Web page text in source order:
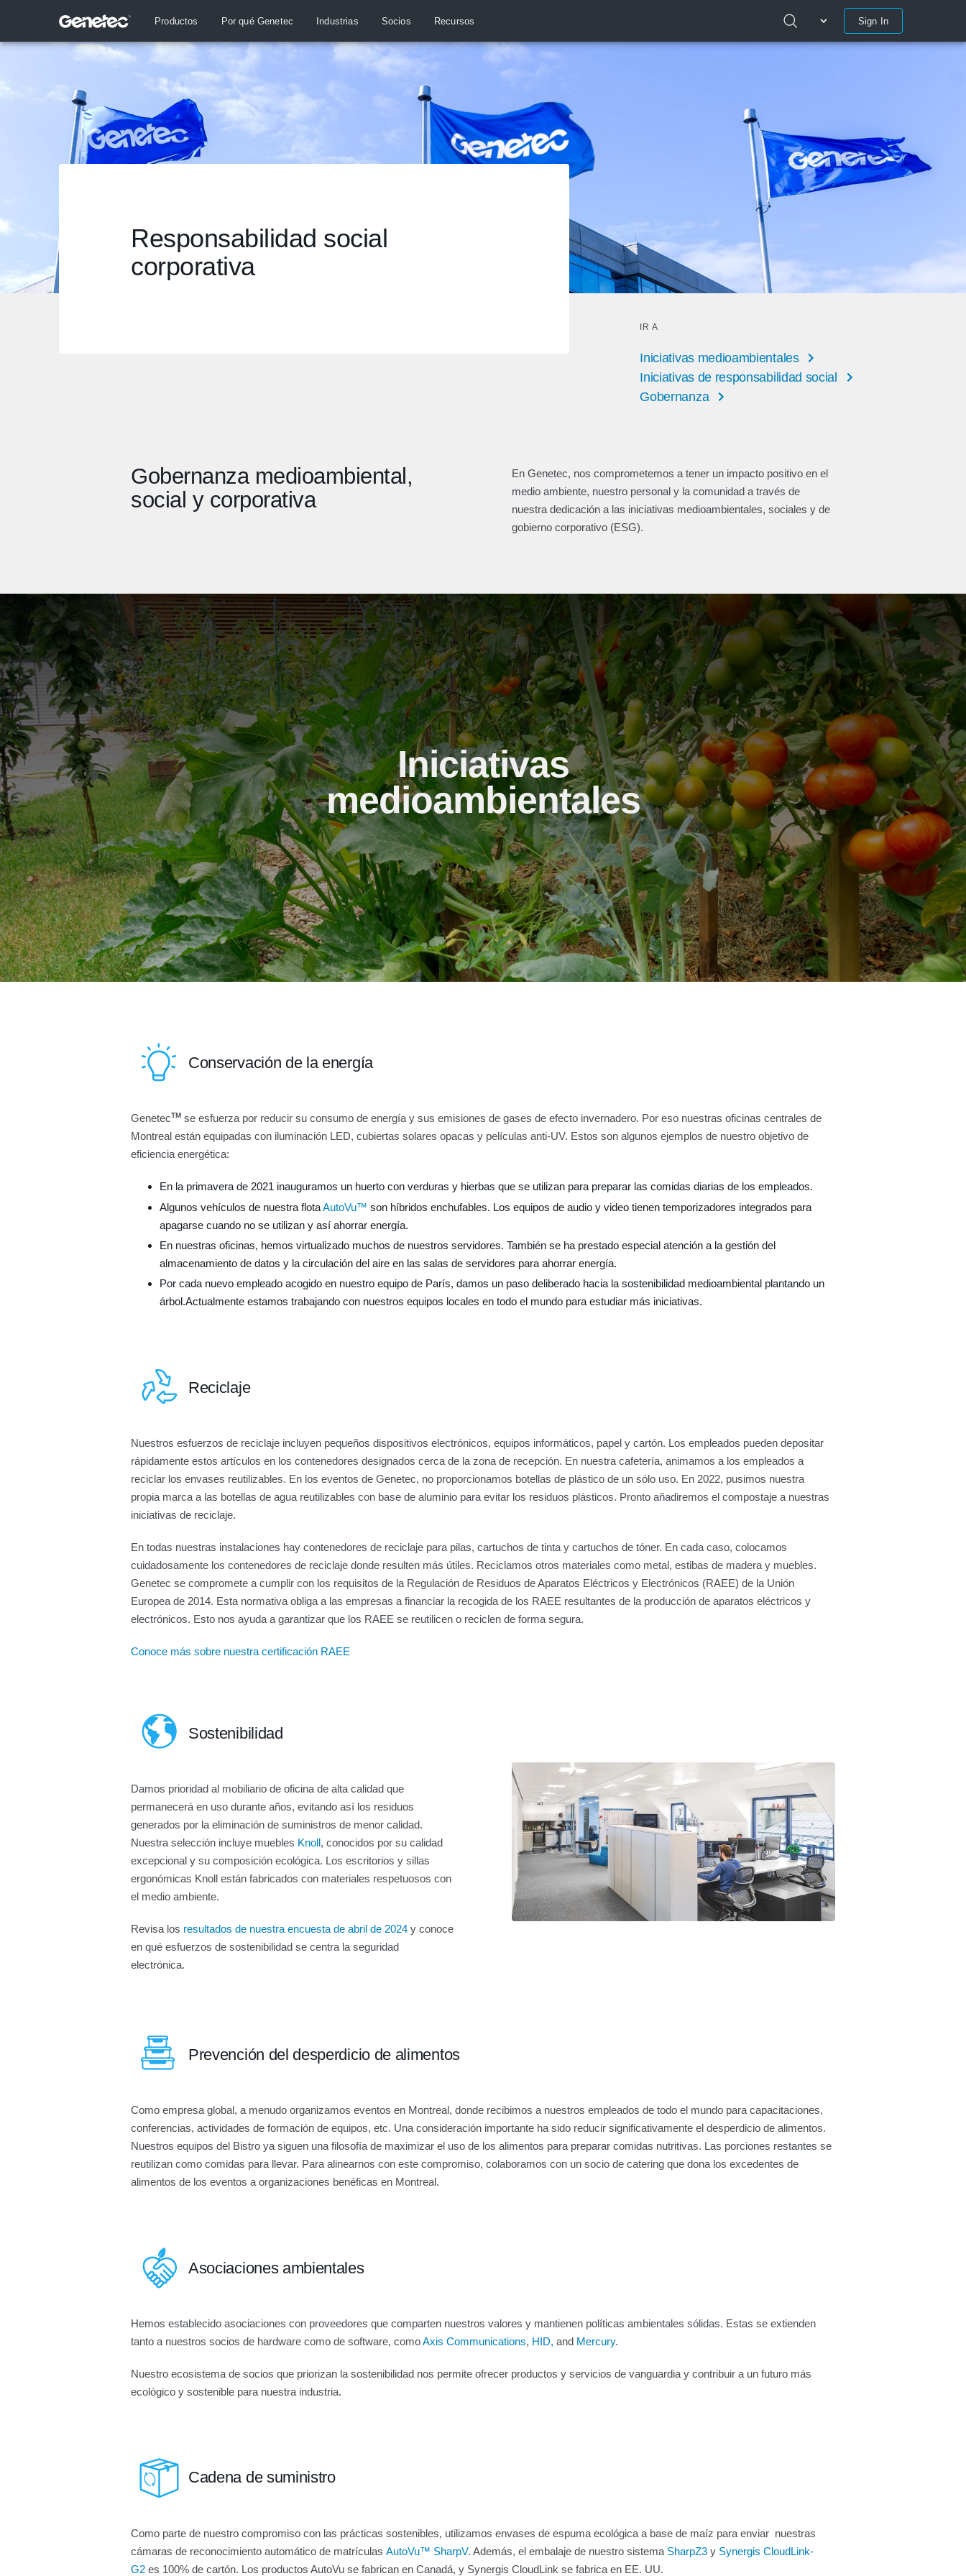
Productos Por qué Genetec Industrias Socios Recursos Sign In
Responsabilidad social
corporativa
IR A
Iniciativas medioambientales
Iniciativas de responsabilidad social
Gobernanza
Gobernanza medioambiental,
social y corporativa
En Genetec, nos comprometemos a tener un impacto positivo en el
medio ambiente, nuestro personal y la comunidad a través de
nuestra dedicación a las iniciativas medioambientales, sociales y de
gobierno corporativo (ESG).
Iniciativas
medioambientales
Conservación de la energía
GenetecTM se esfuerza por reducir su consumo de energía y sus emisiones de gases de efecto invernadero. Por eso nuestras oficinas centrales de
Montreal están equipadas con iluminación LED, cubiertas solares opacas y películas anti-UV. Estos son algunos ejemplos de nuestro objetivo de
eficiencia energética:
En la primavera de 2021 inauguramos un huerto con verduras y hierbas que se utilizan para preparar las comidas diarias de los empleados.
Algunos vehículos de nuestra flotaAutoVu™ son híbridos enchufables. Los equipos de audio y video tienen temporizadores integrados para
apagarse cuando no se utilizan y así ahorrar energía.
En nuestras oficinas, hemos virtualizado muchos de nuestros servidores. También se ha prestado especial atención a la gestión del
almacenamiento de datos y la circulación del aire en las salas de servidores para ahorrar energía.
Por cada nuevo empleado acogido en nuestro equipo de París, damos un paso deliberado hacia la sostenibilidad medioambiental plantando un
árbol.Actualmente estamos trabajando con nuestros equipos locales en todo el mundo para estudiar más iniciativas.
Reciclaje
Nuestros esfuerzos de reciclaje incluyen pequeños dispositivos electrónicos, equipos informáticos, papel y cartón. Los empleados pueden depositar
rápidamente estos artículos en los contenedores designados cerca de la zona de recepción. En nuestra cafetería, animamos a los empleados a
reciclar los envases reutilizables. En los eventos de Genetec, no proporcionamos botellas de plástico de un sólo uso. En 2022, pusimos nuestra
propia marca a las botellas de agua reutilizables con base de aluminio para evitar los residuos plásticos. Pronto añadiremos el compostaje a nuestras
iniciativas de reciclaje.
En todas nuestras instalaciones hay contenedores de reciclaje para pilas, cartuchos de tinta y cartuchos de tóner. En cada caso, colocamos
cuidadosamente los contenedores de reciclaje donde resulten más útiles. Reciclamos otros materiales como metal, estibas de madera y muebles.
Genetec se compromete a cumplir con los requisitos de la Regulación de Residuos de Aparatos Eléctricos y Electrónicos (RAEE) de la Unión
Europea de 2014. Esta normativa obliga a las empresas a financiar la recogida de los RAEE resultantes de la producción de aparatos eléctricos y
electrónicos. Esto nos ayuda a garantizar que los RAEE se reutilicen o reciclen de forma segura.
Conoce más sobre nuestra certificación RAEE
Sostenibilidad
Damos prioridad al mobiliario de oficina de alta calidad que
permanecerá en uso durante años, evitando así los residuos
generados por la eliminación de suministros de menor calidad.
Nuestra selección incluye muebles Knoll, conocidos por su calidad
excepcional y su composición ecológica. Los escritorios y sillas
ergonómicas Knoll están fabricados con materiales respetuosos con
el medio ambiente.
Revisa los resultados de nuestra encuesta de abril de 2024 y conoce
en qué esfuerzos de sostenibilidad se centra la seguridad
electrónica.
Prevención del desperdicio de alimentos
Como empresa global, a menudo organizamos eventos en Montreal, donde recibimos a nuestros empleados de todo el mundo para capacitaciones,
conferencias, actividades de formación de equipos, etc. Una consideración importante ha sido reducir significativamente el desperdicio de alimentos.
Nuestros equipos del Bistro ya siguen una filosofía de maximizar el uso de los alimentos para preparar comidas nutritivas. Las porciones restantes se
reutilizan como comidas para llevar. Para alinearnos con este compromiso, colaboramos con un socio de catering que dona los excedentes de
alimentos de los eventos a organizaciones benéficas en Montreal.
Asociaciones ambientales
Hemos establecido asociaciones con proveedores que comparten nuestros valores y mantienen políticas ambientales sólidas. Estas se extienden
tanto a nuestros socios de hardware como de software, comoAxis Communications, HID, and Mercury.
Nuestro ecosistema de socios que priorizan la sostenibilidad nos permite ofrecer productos y servicios de vanguardia y contribuir a un futuro más
ecológico y sostenible para nuestra industria.
Cadena de suministro
Como parte de nuestro compromiso con las prácticas sostenibles, utilizamos envases de espuma ecológica a base de maíz para enviar nuestras
cámaras de reconocimiento automático de matrículas AutoVu™ SharpV. Además, el embalaje de nuestro sistema SharpZ3 y Synergis CloudLink-
G2 es 100% de cartón. Los productos AutoVu se fabrican en Canadá, y Synergis CloudLink se fabrica en EE. UU.